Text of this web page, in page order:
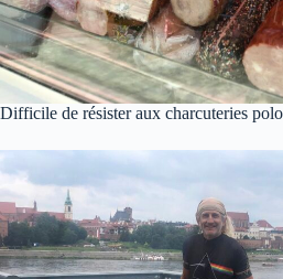
Difficile de résister aux charcuteries